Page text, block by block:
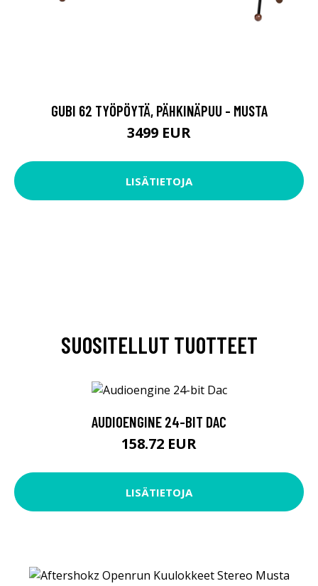
GUBI 62 TYÖPÖYTÄ, PÄHKINÄPUU - MUSTA
3499 EUR
LISÄTIETOJA
SUOSITELLUT TUOTTEET
AUDIOENGINE 24-BIT DAC
158.72 EUR
LISÄTIETOJA